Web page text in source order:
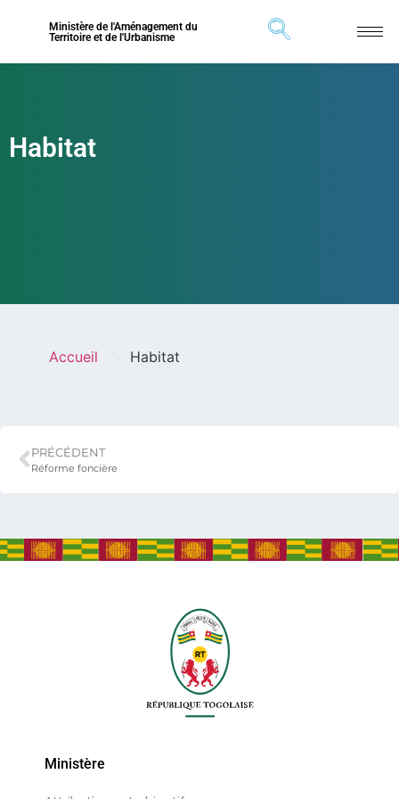
Ministère de l'Aménagement du
Territoire et de l'Urbanisme
Habitat
Accueil Habitat
PRÉCÉDENT
Réforme foncière
Ministère